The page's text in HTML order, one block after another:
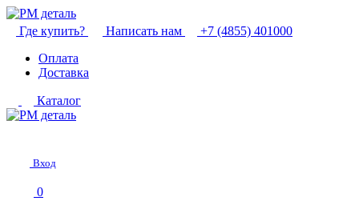
Где купить? Написать нам
+7 (4855) 401000
Оплата
Доставка
Каталог
Вход
0